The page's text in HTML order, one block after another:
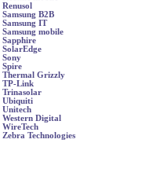
Renusol
Samsung B2B
Samsung IT
Samsung mobile
Sapphire
SolarEdge
Sony
Spire
Thermal Grizzly
TP-Link
Trinasolar
Ubiquiti
Unitech
Western Digital
WireTech
Zebra Technologies